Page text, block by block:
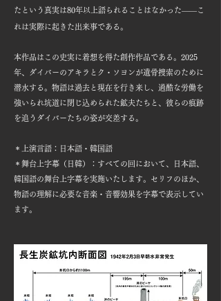
たという真実は80年以上語られることはなかった——こ
れは実際に起きた出来事である。
本作品はこの史実に着想を得た創作作品である。2025
年、ダイバーのアキラとク・ソヨンが遺骨捜索のために
潜水する。物語は過去と現在を行き来し、過酷な労働を
強いられ坑道に閉じ込められた鉱夫たちと、彼らの痕跡
を追うダイバーたちの姿が交差する。
＊上演言語：日本語・韓国語
＊舞台上字幕（日韓）：すべての回において、日本語、
韓国語の舞台上字幕を実施いたします。セリフのほか、
物語の理解に必要な音楽​・音響効果を字幕で表示してい
ます。